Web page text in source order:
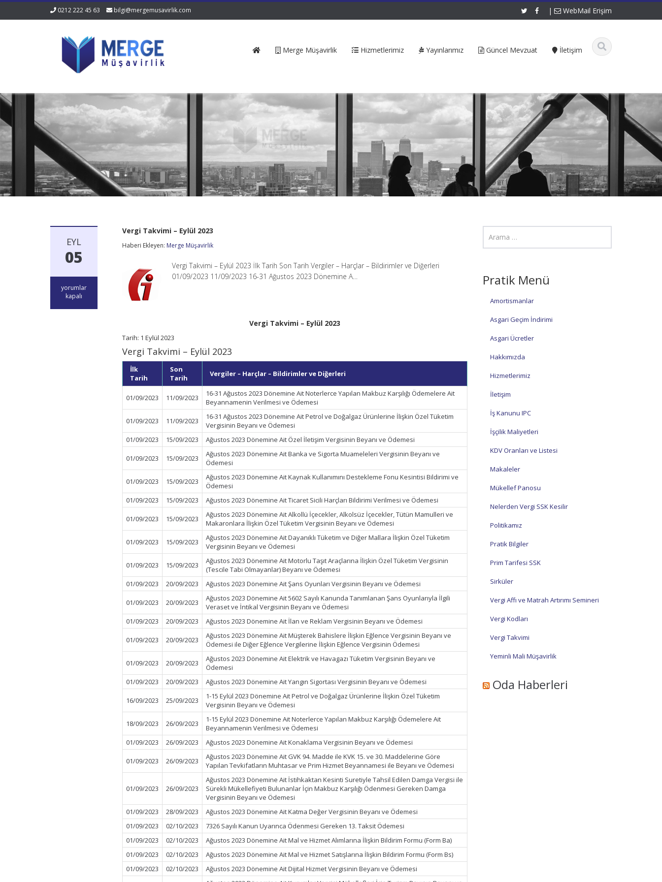
0212 222 45 63 bilgi@mergemusavirlik.com | WebMail Erişim
Merge Müşavirlik Hizmetlerimiz Yayınlarımız Güncel Mevzuat İletişim
EYL
05
Vergi
Takvimi
yorumlar
kapalı
Vergi Takvimi – Eylül 2023
Haberi Ekleyen: Merge Müşavirlik
Vergi Takvimi – Eylül 2023 İlk Tarih Son Tarih Vergiler – Harçlar – Bildirimler ve Diğerleri
01/09/2023 11/09/2023 16-31 Ağustos 2023 Dönemine A…
Vergi Takvimi – Eylül 2023
Tarih: 1 Eylül 2023
Vergi Takvimi – Eylül 2023
İlk
Tarih
Son
Tarih
Vergiler – Harçlar – Bildirimler ve Diğerleri
01/09/2023 11/09/2023
16-31 Ağustos 2023 Dönemine Ait Noterlerce Yapılan Makbuz Karşılığı Ödemelere Ait
Beyannamenin Verilmesi ve Ödemesi
01/09/2023 11/09/2023
16-31 Ağustos 2023 Dönemine Ait Petrol ve Doğalgaz Ürünlerine İlişkin Özel Tüketim
Vergisinin Beyanı ve Ödemesi
01/09/2023
15/09/2023 Ağustos 2023 Dönemine Ait Özel İletişim Vergisinin Beyanı ve Ödemesi
01/09/2023 15/09/2023
Ağustos 2023 Dönemine Ait Banka ve Sigorta Muameleleri Vergisinin Beyanı ve
Ödemesi
01/09/2023 15/09/2023
Ağustos 2023 Dönemine Ait Kaynak Kullanımını Destekleme Fonu Kesintisi Bildirimi ve
Ödemesi
01/09/2023
15/09/2023 Ağustos 2023 Dönemine Ait Ticaret Sicili Harçları Bildirimi Verilmesi ve Ödemesi
01/09/2023 15/09/2023
Ağustos 2023 Dönemine Ait Alkollü İçecekler, Alkolsüz İçecekler, Tütün Mamulleri ve
Makaronlara İlişkin Özel Tüketim Vergisinin Beyanı ve Ödemesi
01/09/2023 15/09/2023
Ağustos 2023 Dönemine Ait Dayanıklı Tüketim ve Diğer Mallara İlişkin Özel Tüketim
Vergisinin Beyanı ve Ödemesi
01/09/2023 15/09/2023
Ağustos 2023 Dönemine Ait Motorlu Taşıt Araçlarına İlişkin Özel Tüketim Vergisinin
(Tescile Tabi Olmayanlar) Beyanı ve Ödemesi
01/09/2023
20/09/2023 Ağustos 2023 Dönemine Ait Şans Oyunları Vergisinin Beyanı ve Ödemesi
01/09/2023 20/09/2023
Ağustos 2023 Dönemine Ait 5602 Sayılı Kanunda Tanımlanan Şans Oyunlarıyla İlgili
Veraset ve İntikal Vergisinin Beyanı ve Ödemesi
01/09/2023
20/09/2023 Ağustos 2023 Dönemine Ait İlan ve Reklam Vergisinin Beyanı ve Ödemesi
01/09/2023 20/09/2023
Ağustos 2023 Dönemine Ait Müşterek Bahislere İlişkin Eğlence Vergisinin Beyanı ve
Ödemesi ile Diğer Eğlence Vergilerine İlişkin Eğlence Vergisinin Ödemesi
01/09/2023 20/09/2023
Ağustos 2023 Dönemine Ait Elektrik ve Havagazı Tüketim Vergisinin Beyanı ve
Ödemesi
01/09/2023
20/09/2023 Ağustos 2023 Dönemine Ait Yangın Sigortası Vergisinin Beyanı ve Ödemesi
16/09/2023 25/09/2023
1-15 Eylül 2023 Dönemine Ait Petrol ve Doğalgaz Ürünlerine İlişkin Özel Tüketim
Vergisinin Beyanı ve Ödemesi
18/09/2023 26/09/2023
1-15 Eylül 2023 Dönemine Ait Noterlerce Yapılan Makbuz Karşılığı Ödemelere Ait
Beyannamenin Verilmesi ve Ödemesi
01/09/2023
26/09/2023 Ağustos 2023 Dönemine Ait Konaklama Vergisinin Beyanı ve Ödemesi
01/09/2023 26/09/2023
Ağustos 2023 Dönemine Ait GVK 94. Madde ile KVK 15. ve 30. Maddelerine Göre
Yapılan Tevkifatların Muhtasar ve Prim Hizmet Beyannamesi ile Beyanı ve Ödemesi
01/09/2023 26/09/2023
Ağustos 2023 Dönemine Ait İstihkaktan Kesinti Suretiyle Tahsil Edilen Damga Vergisi ile
Sürekli Mükellefiyeti Bulunanlar İçin Makbuz Karşılığı Ödenmesi Gereken Damga
Vergisinin Beyanı ve Ödemesi
01/09/2023
28/09/2023
Ağustos 2023 Dönemine Ait Katma Değer Vergisinin Beyanı ve Ödemesi
01/09/2023
02/10/2023
7326 Sayılı Kanun Uyarınca Ödenmesi Gereken 13. Taksit Ödemesi
01/09/2023
02/10/2023
Ağustos 2023 Dönemine Ait Mal ve Hizmet Alımlarına İlişkin Bildirim Formu (Form Ba)
01/09/2023
02/10/2023
Ağustos 2023 Dönemine Ait Mal ve Hizmet Satışlarına İlişkin Bildirim Formu (Form Bs)
01/09/2023
02/10/2023 Ağustos 2023 Dönemine Ait Dijital Hizmet Vergisinin Beyanı ve Ödemesi
Pratik Menü
Amortismanlar
Asgari Geçim İndirimi
Asgari Ücretler
Hakkımızda
Hizmetlerimiz
İletişim
İş Kanunu IPC
İşçilik Maliyetleri
KDV Oranları ve Listesi
Makaleler
Mükellef Panosu
Nelerden Vergi SSK Kesilir
Politikamız
Pratik Bilgiler
Prim Tarifesi SSK
Sirküler
Vergi Affı ve Matrah Artırımı Semineri
Vergi Kodları
Vergi Takvimi
Yeminli Mali Müşavirlik
Oda Haberleri